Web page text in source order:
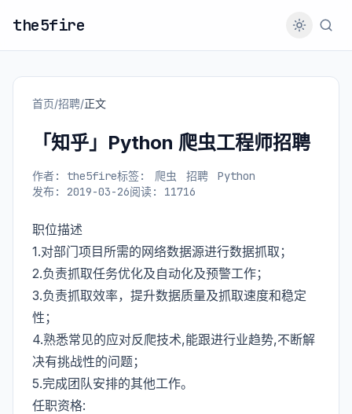
the5fire
首页/招聘/正文
「知乎」Python 爬虫工程师招聘
作者: the5fire标签: 爬虫 招聘
Python
发布: 2019-03-26阅读: 11716
职位描述
1.对部门项目所需的网络数据源进行数据抓取；
2.负责抓取任务优化及自动化及预警工作；
3.负责抓取效率，提升数据质量及抓取速度和稳定
性；
4.熟悉常见的应对反爬技术,能跟进行业趋势,不断解
决有挑战性的问题；
5.完成团队安排的其他工作。
任职资格: